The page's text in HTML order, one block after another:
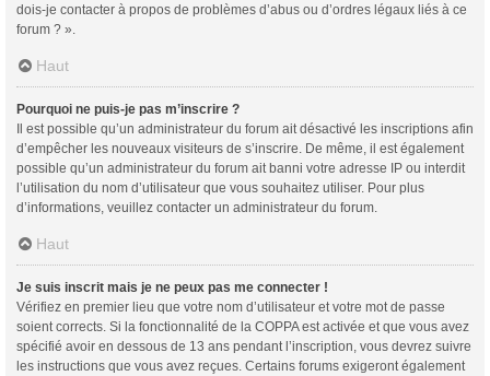
dois-je contacter à propos de problèmes d’abus ou d’ordres légaux liés à ce
forum ? ».
Haut
Pourquoi ne puis-je pas m’inscrire ?
Il est possible qu’un administrateur du forum ait désactivé les inscriptions afin
d’empêcher les nouveaux visiteurs de s’inscrire. De même, il est également
possible qu’un administrateur du forum ait banni votre adresse IP ou interdit
l’utilisation du nom d’utilisateur que vous souhaitez utiliser. Pour plus
d’informations, veuillez contacter un administrateur du forum.
Haut
Je suis inscrit mais je ne peux pas me connecter !
Vérifiez en premier lieu que votre nom d’utilisateur et votre mot de passe
soient corrects. Si la fonctionnalité de la COPPA est activée et que vous avez
spécifié avoir en dessous de 13 ans pendant l’inscription, vous devrez suivre
les instructions que vous avez reçues. Certains forums exigeront également